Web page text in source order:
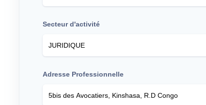
Secteur d'activité
Adresse Professionnelle